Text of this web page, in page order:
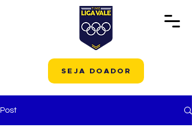
SEJA DOADOR
Post